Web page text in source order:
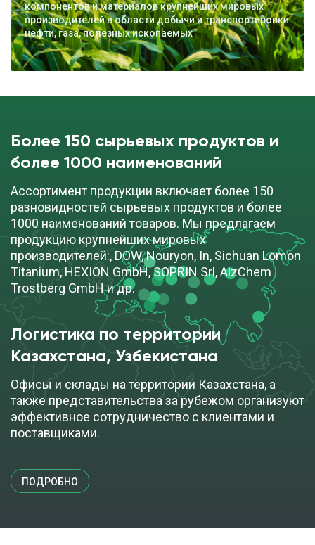
компонентов и материалов крупнейших мировых
производителей в области добычи и транспортировки
нефти, газа, полезных ископаемых
Более 150 сырьевых продуктов и
более 1000 наименований
Ассортимент продукции включает более 150
разновидностей сырьевых продуктов и более
1000 наименований товаров. Мы предлагаем
продукцию крупнейших мировых
производителей:, DOW, Nouryon, In, Sichuan Lomon
Titanium, HEXION GmbH, SOPRIN Srl, AlzChem
Trostberg GmbH и др.
Логистика по территории
Казахстана, Узбекистана
Офисы и склады на территории Казахстана, а
также представительства за рубежом организуют
эффективное сотрудничество с клиентами и
поставщиками.
ПОДРОБНО